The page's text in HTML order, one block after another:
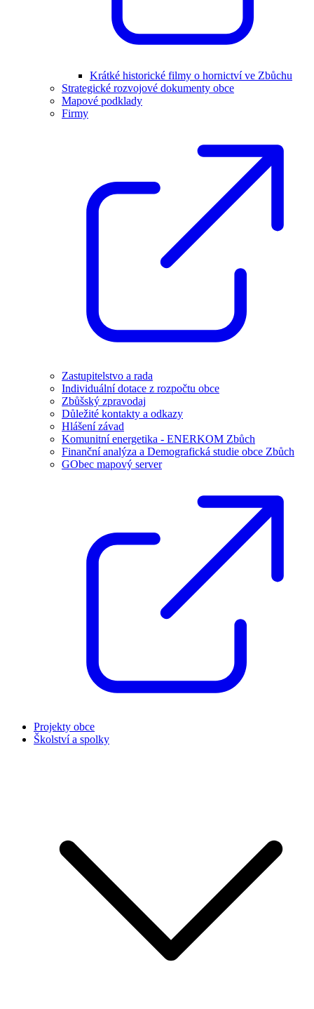
Krátké historické filmy o hornictví ve Zbůchu
Strategické rozvojové dokumenty obce
Mapové podklady
Firmy
Zastupitelstvo a rada
Individuální dotace z rozpočtu obce
Zbůšský zpravodaj
Důležité kontakty a odkazy
Hlášení závad
Komunitní energetika - ENERKOM Zbůch
Finanční analýza a Demografická studie obce Zbůch
GObec mapový server
Projekty obce
Školství a spolky